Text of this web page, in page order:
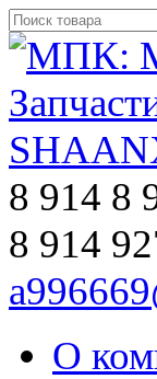
8 914 8
8 914
О